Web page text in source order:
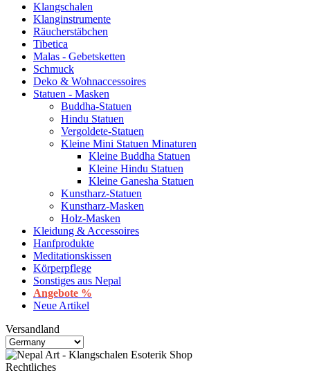
Klangschalen
Klanginstrumente
Räucherstäbchen
Tibetica
Malas - Gebetsketten
Schmuck
Deko & Wohnaccessoires
Statuen - Masken
Buddha-Statuen
Hindu Statuen
Vergoldete-Statuen
Kleine Mini Statuen Minaturen
Kleine Buddha Statuen
Kleine Hindu Statuen
Kleine Ganesha Statuen
Kunstharz-Statuen
Kunstharz-Masken
Holz-Masken
Kleidung & Accessoires
Hanfprodukte
Meditationskissen
Körperpflege
Sonstiges aus Nepal
Angebote %
Neue Artikel
Versandland
Rechtliches